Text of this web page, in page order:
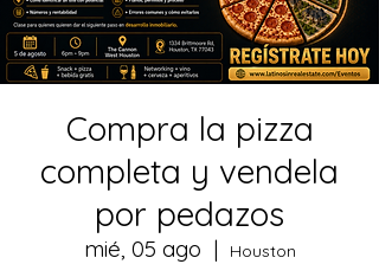
Compra la pizza
completa y vendela
por pedazos
mié, 05 ago
  |
Houston